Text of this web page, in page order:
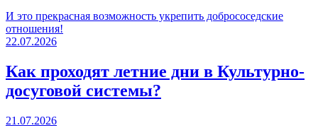
И это прекрасная возможность укрепить добрососедские
отношения!
22.07.2026
Как проходят летние дни в Культурно-
досуговой системы?
21.07.2026